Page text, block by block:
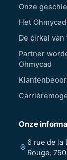
Onze
Het
De cirkel
Partner
Ohmycad
Onze
6 rue de la
Rouge,